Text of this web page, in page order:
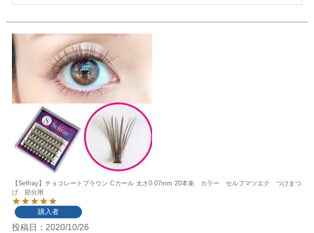
【Selfray】チョコレートブラウン Cカール 太さ0.07mm 20本束 カラー セルフマツエク つけまつ
げ 部分用
購入者
投稿日 2020/10/26